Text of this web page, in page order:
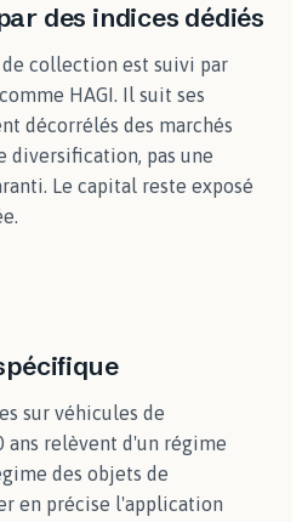
des indices dédiés
collection est suivi par
HAGI. Il suit ses
décorrélés des marchés
diversification, pas une
Le capital reste exposé
sur véhicules de
relèvent d'un régime
des objets de
en précise l'application